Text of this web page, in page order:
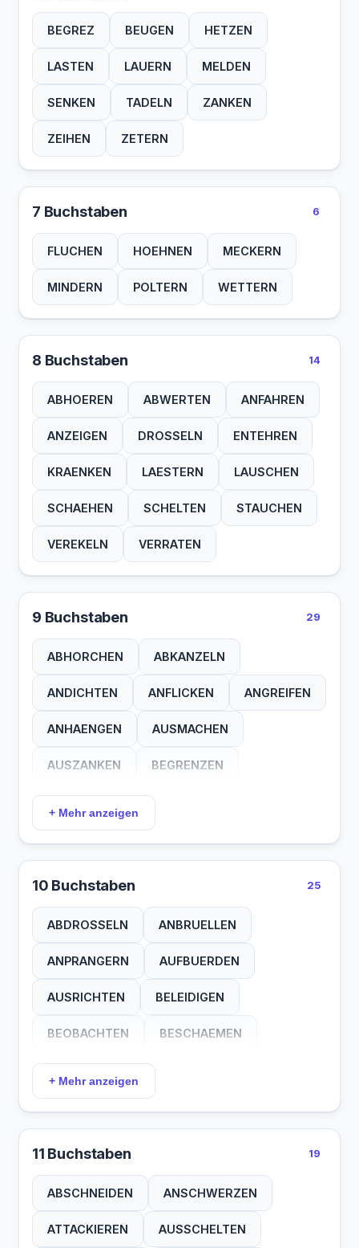
BEGREZ BEUGEN HETZEN
LASTEN LAUERN MELDEN
SENKEN TADELN ZANKEN
ZEIHEN ZETERN
7 Buchstaben 6
FLUCHEN HOEHNEN MECKERN
MINDERN POLTERN WETTERN
8 Buchstaben 14
ABHOEREN ABWERTEN ANFAHREN
ANZEIGEN DROSSELN ENTEHREN
KRAENKEN LAESTERN LAUSCHEN
SCHAEHEN SCHELTEN STAUCHEN
VEREKELN VERRATEN
9 Buchstaben 29
ABHORCHEN ABKANZELN
ANDICHTEN ANFLICKEN ANGREIFEN
ANHAENGEN AUSMACHEN
AUSZANKEN BEGRENZEN
HERFALLEN
MITHOEREN NACHSAGEN
ZERSETZEN
+ Mehr anzeigen
10 Buchstaben 25
ABDROSSELN ANBRUELLEN
ANPRANGERN AUFBUERDEN
AUSRICHTEN BELEIDIGEN
BEOBACHTEN BESCHAEMEN
DEMUETIGEN
MASSREGELN MIESMACHEN
+ Mehr anzeigen
11 Buchstaben 19
ABSCHNEIDEN ANSCHWERZEN
ATTACKIEREN AUSSCHELTEN